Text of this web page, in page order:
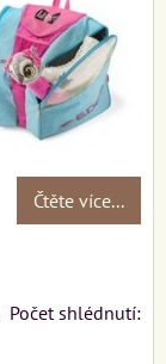
Čtěte více...
Počet shlédnutí: